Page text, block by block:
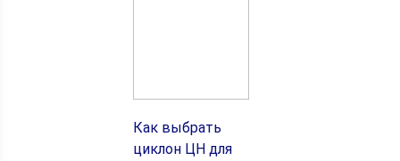
Как выбрать
циклон ЦН для